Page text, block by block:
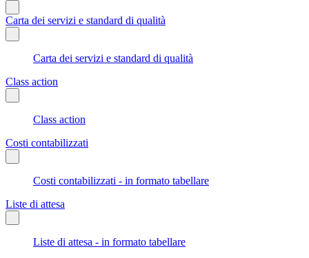
Carta dei servizi e standard di qualità
Carta dei servizi e standard di qualità
Class action
Class action
Costi contabilizzati
Costi contabilizzati - in formato tabellare
Liste di attesa
Liste di attesa - in formato tabellare